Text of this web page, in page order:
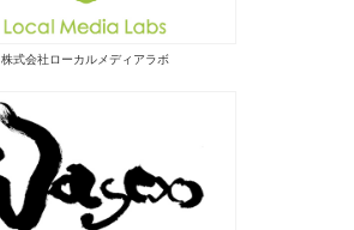
株式会社ローカルメディアラボ